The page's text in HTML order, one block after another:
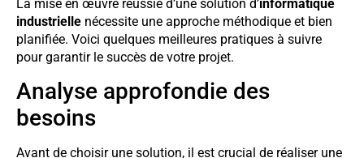
La mise en œuvre réussie d’une solution d’informatique
industrielle nécessite une approche méthodique et bien
planifiée. Voici quelques meilleures pratiques à suivre
pour garantir le succès de votre projet.
Analyse approfondie des
besoins
Avant de choisir une solution, il est crucial de réaliser une